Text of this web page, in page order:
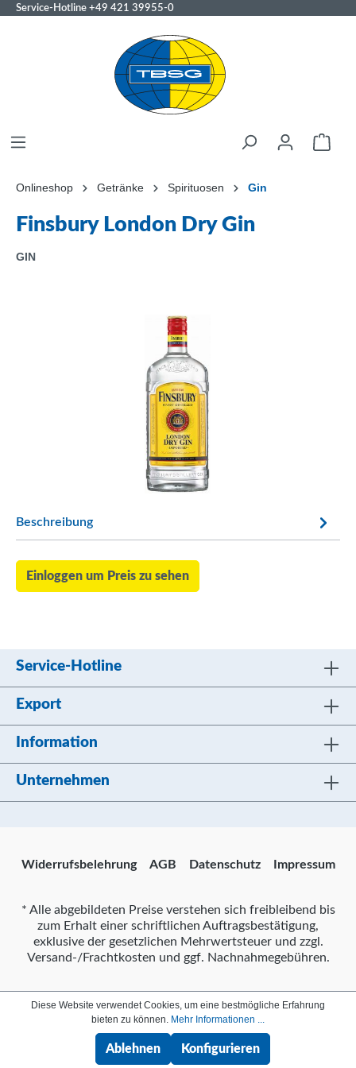
Service-Hotline +49 421 39955-0
Onlineshop Getränke Spirituosen Gin
Finsbury London Dry Gin
GIN
Beschreibung
Einloggen um Preis zu sehen
Service-Hotline
Export
Information
Unternehmen
Widerrufsbelehrung AGB Datenschutz Impressum
* Alle abgebildeten Preise verstehen sich freibleibend bis
zum Erhalt einer schriftlichen Auftragsbestätigung,
exklusive der gesetzlichen Mehrwertsteuer und zzgl.
Versand-/Frachtkosten und ggf. Nachnahmegebühren.
Diese Website verwendet Cookies, um eine bestmögliche Erfahrung
bieten zu können. Mehr Informationen ...
Ablehnen Konfigurieren